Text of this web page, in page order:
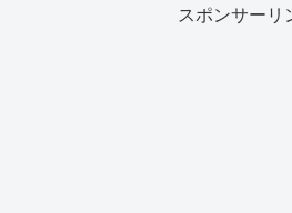
スポンサーリ